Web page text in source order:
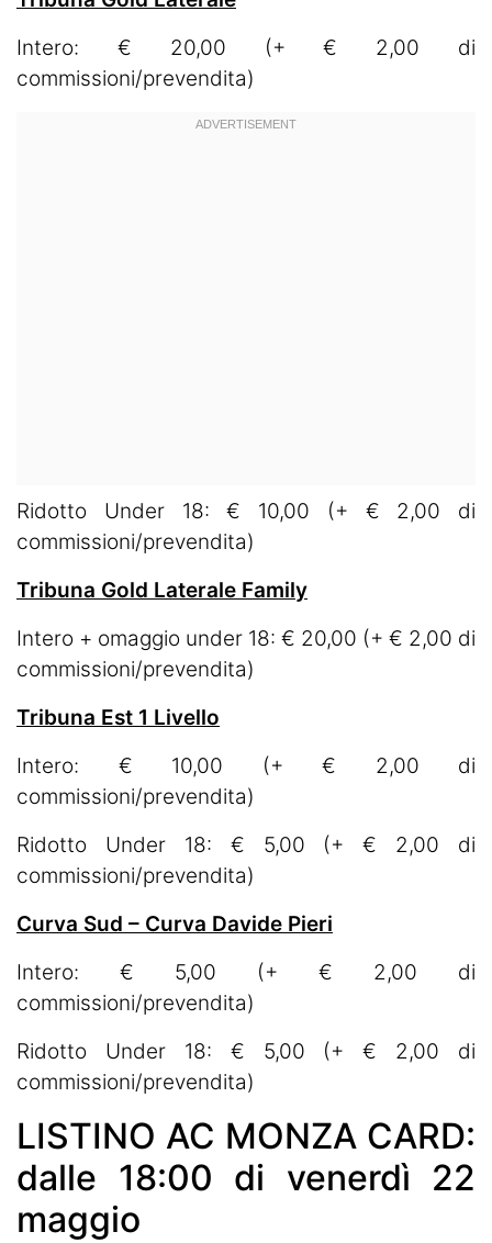
Intero: € 20,00 (+ € 2,00 di
commissioni/prevendita)
Ridotto Under 18: € 10,00 (+ € 2,00 di
commissioni/prevendita)
Tribuna Gold Laterale Family
Intero + omaggio under 18: € 20,00 (+ € 2,00 di
commissioni/prevendita)
Tribuna Est 1 Livello
Intero: € 10,00 (+ € 2,00 di
commissioni/prevendita)
Ridotto Under 18: € 5,00 (+ € 2,00 di
commissioni/prevendita)
Curva Sud – Curva Davide Pieri
Intero: € 5,00 (+ € 2,00 di
commissioni/prevendita)
Ridotto Under 18: € 5,00 (+ € 2,00 di
commissioni/prevendita)
LISTINO AC MONZA CARD:
dalle 18:00 di venerdì 22
maggio